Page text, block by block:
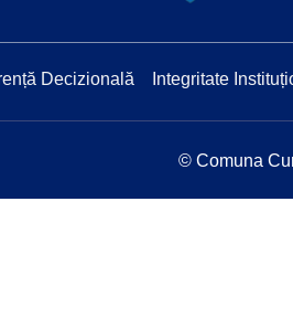
Decizională Integritate
© Comuna